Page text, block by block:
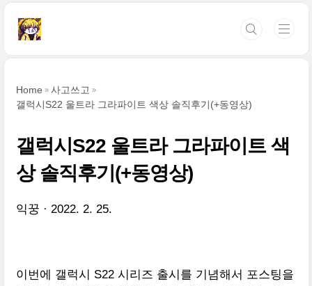
Home
사고쓰고
갤럭시S22 울트라 그라파이트 색상 솔직후기(+동영상)
갤럭시S22 울트라 그라파이트 색
상 솔직후기(+동영상)
익꿍 2022. 2. 25.
이번에 갤럭시 S22 시리즈 출시를 기념해서 포스팅을